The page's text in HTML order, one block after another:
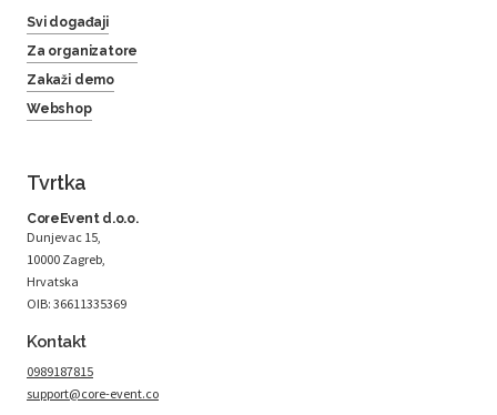
Svi događaji
Za organizatore
Zakaži demo
Webshop
Tvrtka
CoreEvent d.o.o.
Dunjevac 15,
10000 Zagreb,
Hrvatska
OIB: 36611335369
Kontakt
0989187815
support@core-event.co